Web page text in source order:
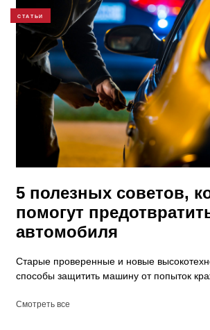
СТАТЬИ
5 полезных советов,
помогут
автомобиля
Старые проверенные и новые
способы защитить машину от попыток
Смотреть все